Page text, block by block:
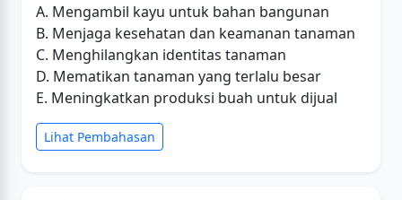
A. Mengambil kayu untuk bahan bangunan
B. Menjaga kesehatan dan keamanan tanaman
C. Menghilangkan identitas tanaman
D. Mematikan tanaman yang terlalu besar
E. Meningkatkan produksi buah untuk dijual
Lihat Pembahasan